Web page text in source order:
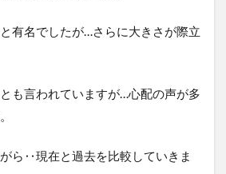
有名でしたが…さらに大きさが際立
も言われていますが…心配の声が多
ら‥現在と過去を比較していきま